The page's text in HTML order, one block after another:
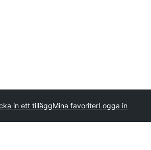
in ett tilläggMina favoriterLogga in